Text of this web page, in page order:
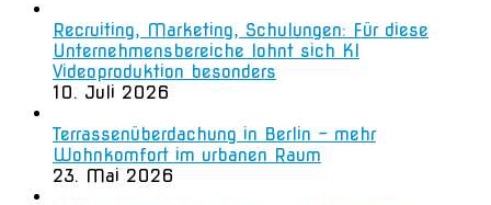
Recruiting, Marketing, Schulungen: Für diese
Unternehmensbereiche lohnt sich KI
Videoproduktion besonders
10. Juli 2026
Terrassenüberdachung in Berlin – mehr
Wohnkomfort im urbanen Raum
23. Mai 2026